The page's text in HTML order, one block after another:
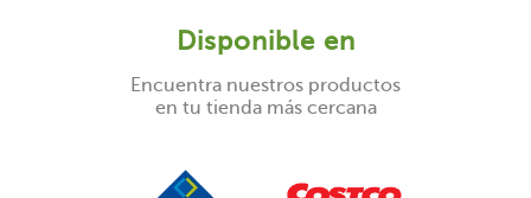
Disponible en
Encuentra nuestros productos
en tu tienda más cercana